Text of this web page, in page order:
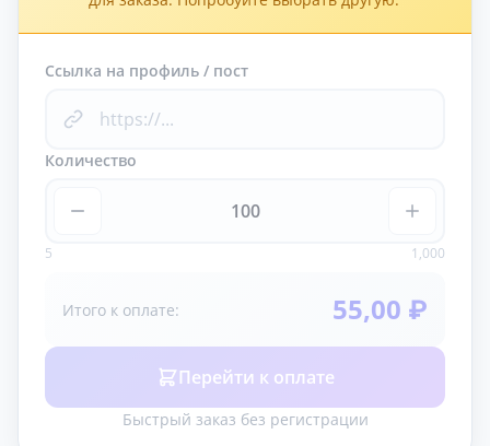
Ссылка на профиль / пост
Количество
5 1,000
Итого к оплате: 55,00 ₽
Перейти к оплате
Быстрый заказ без регистрации